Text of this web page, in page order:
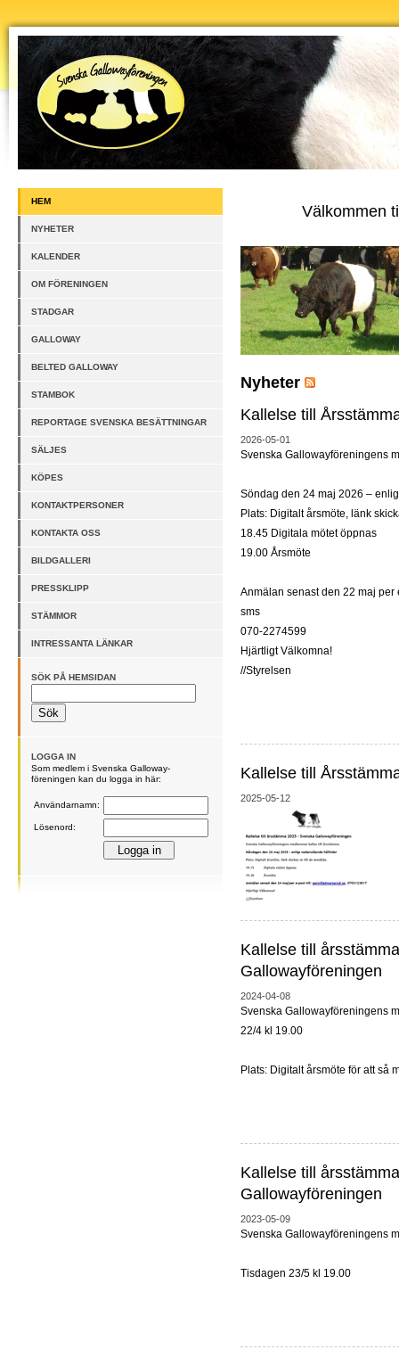
HEM
NYHETER
KALENDER
OM FÖRENINGEN
STADGAR
GALLOWAY
BELTED GALLOWAY
STAMBOK
REPORTAGE SVENSKA BESÄTTNINGAR
SÄLJES
KÖPES
KONTAKTPERSONER
KONTAKTA OSS
BILDGALLERI
PRESSKLIPP
STÄMMOR
INTRESSANTA LÄNKAR
SÖK PÅ HEMSIDAN
LOGGA IN
Som medlem i Svenska Galloway-
föreningen kan du logga in här:
Användarnamn:
Lösenord:
Välkommen
Nyheter
Kallelse till
2026-05-01
Svenska Gallowayföreningens
Söndag den 24 maj 2026 –
Plats: Digitalt årsmöte, länk
18.45 Digitala mötet öppnas
19.00 Årsmöte
Anmälan senast den 22 maj
sms
070-2274599
Hjärtligt Välkomna!
//Styrelsen
Kallelse till
2025-05-12
Kallelse till
Gallowayföreningen
2024-04-08
Svenska Gallowayföreningens
22/4 kl 19.00
Plats: Digitalt årsmöte för att så
Kallelse till
Gallowayföreningen
2023-05-09
Svenska Gallowayföreningens
Tisdagen 23/5 kl 19.00